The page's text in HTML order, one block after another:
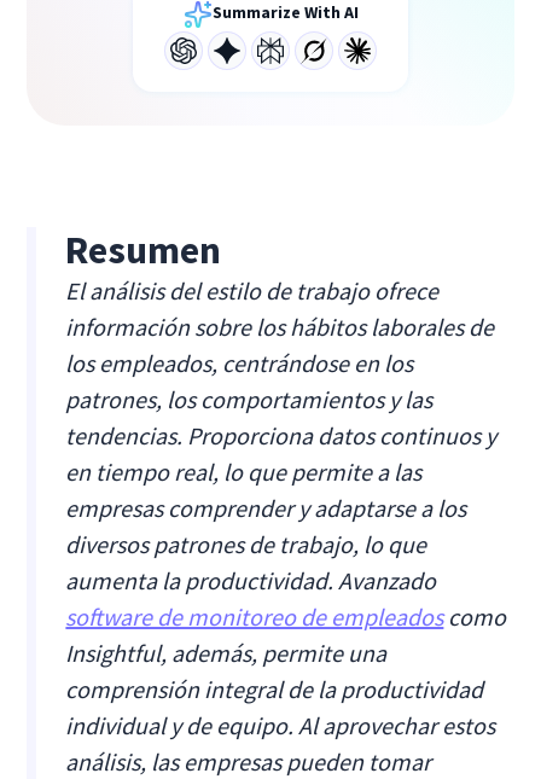
Summarize With AI
Resumen
El análisis del estilo de trabajo ofrece
información sobre los hábitos laborales de
los empleados, centrándose en los
patrones, los comportamientos y las
tendencias. Proporciona datos continuos y
en tiempo real, lo que permite a las
empresas comprender y adaptarse a los
diversos patrones de trabajo, lo que
aumenta la productividad. Avanzado
software de monitoreo de empleadoscomo
Insightful, además, permite una
comprensión integral de la productividad
individual y de equipo. Al aprovechar estos
análisis, las empresas pueden tomar